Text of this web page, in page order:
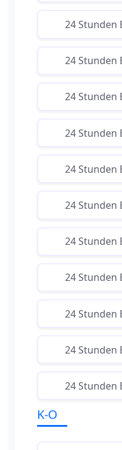
24 Stunden
24
24 Stunden
24 Stunden
24 Stunden
24 Stunden
24 Stunden
24 Stunden
24 Stunden
24 Stunden
24 Stunden
K-O